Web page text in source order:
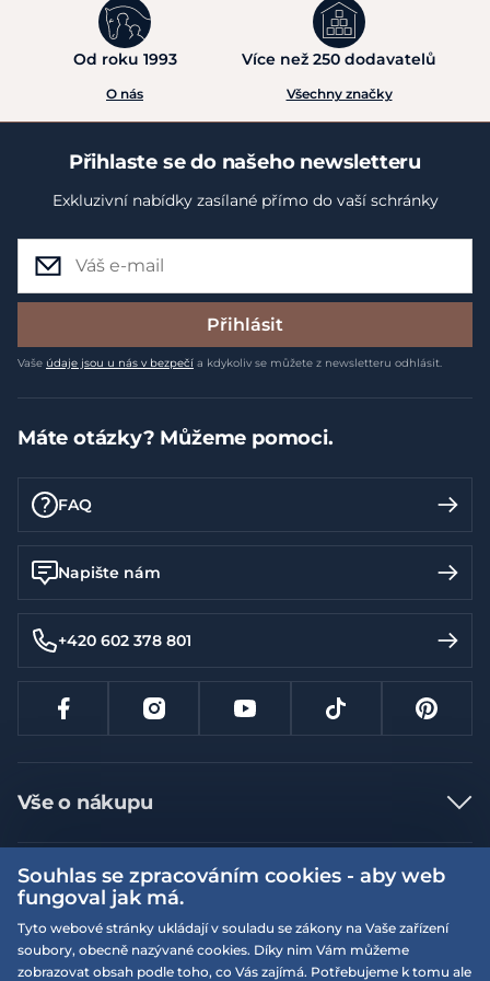
Tyto pamlsky představují ideální
kombinaci chuti, kvality
a funkčních ingrediencí. Ať už sáhnete po variantě s
dopřejete svému psovi odměnu, která podpoří jeho
vitalitu a zároveň potěší jeho chuťové buňky.
Od roku 1993
O nás
Více než 250 dodavatelů
Všechny značky
Přihlaste se do našeho newsletteru
Exkluzivní nabídky zasílané přímo do vaší schránky
Přihlásit
Vaše údaje jsou u nás v bezpečí a kdykoliv se můžete z newsletteru odhlásit.
Máte otázky? Můžeme pomoci.
FAQ
Napište nám
+420 602 378 801
Vše o nákupu
Jak nakupovat
Nejčastější dotazy
Doprava a platba
Vrácení a výměna zboží
Více informací
Obchodní podmínky
Podmínky EQS věrnostního klubu
Naše prodejny
Souhlas se zpracováním cookies - aby web
fungoval jak má.
Tyto webové stránky ukládají v souladu se zákony na Vaše zařízení
soubory, obecně nazývané cookies. Díky nim Vám můžeme
zobrazovat obsah podle toho, co Vás zajímá. Potřebujeme k tomu ale